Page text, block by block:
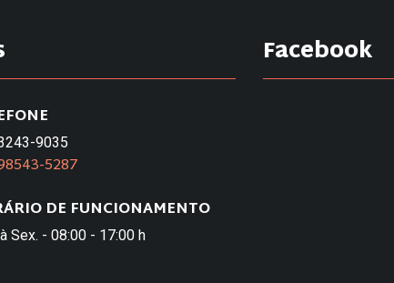
9035
5287
DE FUNCIONAMENTO
Sex. - 08:00 - 17:00 h
Facebook